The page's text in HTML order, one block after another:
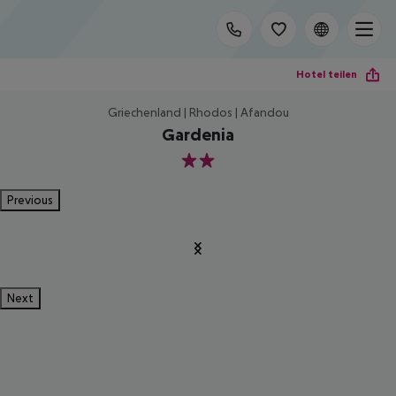
Hotel teilen
Griechenland | Rhodos | Afandou
Gardenia
2
Previous
Next